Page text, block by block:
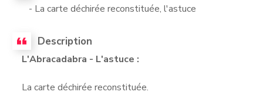
- La carte déchirée reconstituée, l'astuce
Description
L'Abracadabra - L'astuce :
La carte déchirée reconstituée.